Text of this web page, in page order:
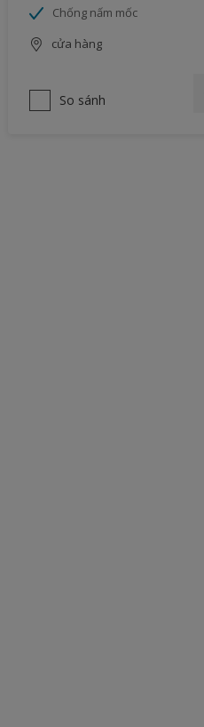
Chống nấm mốc
cửa hàng
So sánh